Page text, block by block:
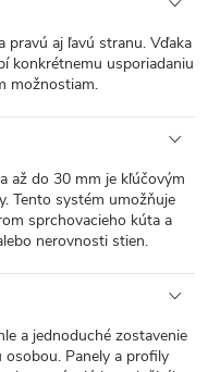
pravú aj ľavú stranu. Vďaka
konkrétnemu usporiadaniu
možnostiam.
až do 30 mm je kľúčovým
Tento systém umožňuje
sprchovacieho kúta a
nerovnosti stien.
a jednoduché zostavenie
Panely a profily